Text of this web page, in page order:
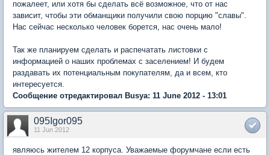
пожалеет, или хотя бы сделать всё возможное, что от нас
зависит, чтобы эти обманщики получили свою порцию "славы".
Нас сейчас несколько человек борется, нас очень мало!
Так же планируем сделать и распечатать листовки с
информацией о наших проблемах с заселением! И будем
раздавать их потенциальным покупателям, да и всем, кто
интересуется.
Сообщение отредактировал Busya: 11 June 2012 - 13:01
095Igor095
11 Jun 2012
являюсь жителем 12 корпуса. Уважаемые форумчане если есть